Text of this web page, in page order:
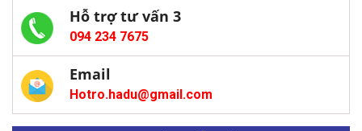
Hỗ trợ tư vấn 3
094 234 7675
Email
Hotro.hadu@gmail.com